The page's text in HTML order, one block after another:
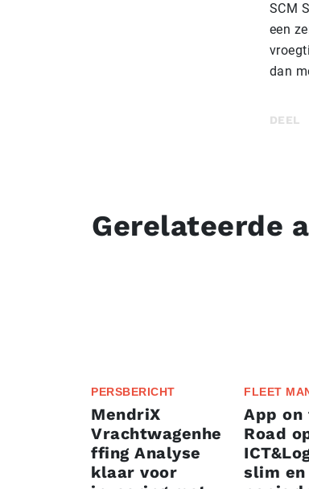
SCM
een
dan
DEEL
Gerelateerde
PERSBERICHT
MendriX
Vrachtwagenhe
ffing Analyse
klaar voor
FLEET
App on
Road
slim en